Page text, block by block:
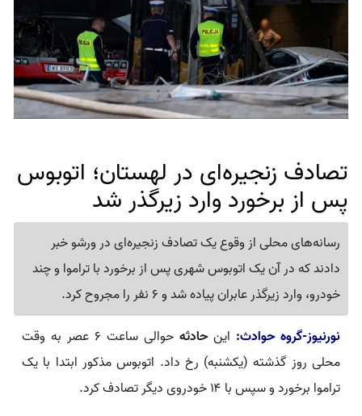
تصادف زنجیره‌ای در لهستان؛ اتوبوس
پس از برخورد وارد زیرگذر شد
رسانه‌های محلی از وقوع یک تصادف زنجیره‌ای در ورشو خبر
دادند که در آن یک اتوبوس شهری پس از برخورد با تراموا و چند
خودرو، وارد زیرگذر عابران پیاده شد و 6 نفر را مجروح کرد.
نورنیوز-گروه حوادث: این حادثه
حوالی ساعت ۶ عصر به وقت
محلی روز گذشته (یکشنبه) رخ داد. اتوبوس مذکور ابتدا با یک
تراموا برخورد و سپس با ۱۴ خودروی دیگر تصادف کرد.